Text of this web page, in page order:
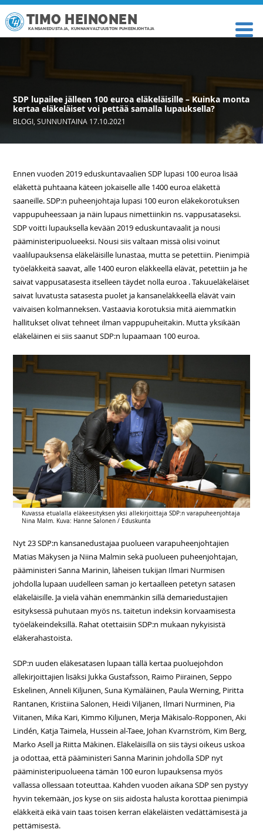
TIMO HEINONEN
KANSANEDUSTAJA, KUNNANVALTUUSTON PUHEENJOHTAJA
SDP lupailee jälleen 100 euroa eläkeläisille – Kuinka monta
kertaa eläkeläiset voi pettää samalla lupauksella?
BLOGI ,SUNNUNTAINA 17.10.2021
Ennen vuoden 2019 eduskuntavaalien SDP lupasi 100 euroa lisää
eläkettä puhtaana käteen jokaiselle alle 1400 euroa eläkettä
saaneille. SDP:n puheenjohtaja lupasi 100 euron eläkekorotuksen
vappupuheessaan ja näin lupaus nimettiinkin ns. vappusataseksi.
SDP voitti lupauksella kevään 2019 eduskuntavaalit ja nousi
pääministeripuolueeksi. Nousi siis valtaan missä olisi voinut
vaalilupauksensa eläkeläisille lunastaa, mutta se petettiin. Pienimpiä
työeläkkeitä saavat, alle 1400 euron eläkkeellä elävät, petettiin ja he
saivat vappusatasesta itselleen täydet nolla euroa . Takuueläkeläiset
saivat luvatusta satasesta puolet ja kansaneläkkeellä elävät vain
vaivaisen kolmanneksen. Vastaavia korotuksia mitä aiemmatkin
hallitukset olivat tehneet ilman vappupuheitakin. Mutta yksikään
eläkeläinen ei siis saanut SDP:n lupaamaan 100 euroa.
Kuvassa etualalla eläkeesityksen yksi allekirjoittaja SDP:n varapuheenjohtaja
Nina Malm. Kuva: Hanne Salonen / Eduskunta
Nyt 23 SDP:n kansanedustajaa puolueen varapuheenjohtajien
Matias Mäkysen ja Niina Malmin sekä puolueen puheenjohtajan,
pääministeri Sanna Marinin, läheisen tukijan Ilmari Nurmisen
johdolla lupaan uudelleen saman jo kertaalleen petetyn satasen
eläkeläisille. Ja vielä vähän enemmänkin sillä demariedustajien
esityksessä puhutaan myös ns. taitetun indeksin korvaamisesta
työeläkeindeksillä. Rahat otettaisiin SDP:n mukaan nykyisistä
eläkerahastoista.
SDP:n uuden eläkesatasen lupaan tällä kertaa puoluejohdon
allekirjoittajien lisäksi Jukka Gustafsson, Raimo Piirainen, Seppo
Eskelinen, Anneli Kiljunen, Suna Kymäläinen, Paula Werning, Piritta
Rantanen, Kristiina Salonen, Heidi Viljanen, Ilmari Nurminen, Pia
Viitanen, Mika Kari, Kimmo Kiljunen, Merja Mäkisalo-Ropponen, Aki
Lindén, Katja Taimela, Hussein al-Taee, Johan Kvarnström, Kim Berg,
Marko Asell ja Riitta Mäkinen. Eläkeläisillä on siis täysi oikeus uskoa
ja odottaa, että pääministeri Sanna Marinin johdolla SDP nyt
pääministeripuolueena tämän 100 euron lupauksensa myös
vallassa ollessaan toteuttaa. Kahden vuoden aikana SDP sen pystyy
hyvin tekemään, jos kyse on siis aidosta halusta korottaa pienimpiä
eläkkeitä eikä vain taas toisen kerran eläkeläisten vedättämisestä ja
pettämisestä.